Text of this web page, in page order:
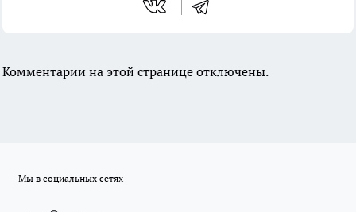
Комментарии на этой странице отключены.
Мы в социальных сетях